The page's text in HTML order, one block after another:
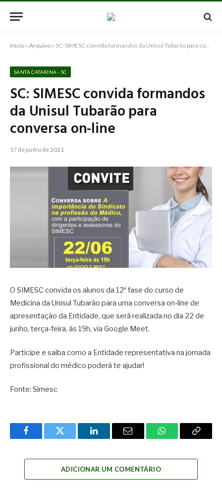
Início » Arquivo » SC: SIMESC convida formandos da Unisul Tubarão para conversa on-line
SANTA CATARINA - SC
SC: SIMESC convida formandos
da Unisul Tubarão para
conversa on-line
17 de junho de 2021
O SIMESC convida os alunos da 12ª fase do curso de
Medicina da Unisul Tubarão para uma conversa on-line de
apresentação da Entidade, que será realizada no dia 22 de
junho, terça-feira, às 19h, via Google Meet.
Participe e saiba como a Entidade representativa na jornada
profissional do médico poderá te ajudar!
Fonte: Simesc
FacebookTwitter LinkedInEmail WhatsAppCopy
ADICIONAR UM COMENTÁRIO